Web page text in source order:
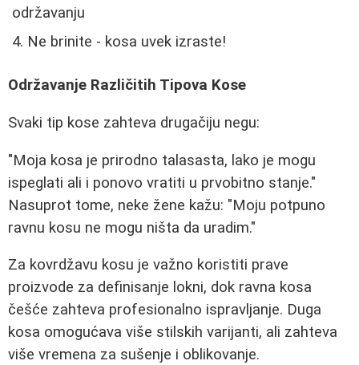
održavanju
Ne brinite - kosa uvek izraste!
Održavanje Različitih Tipova Kose
Svaki tip kose zahteva drugačiju negu:
"Moja kosa je prirodno talasasta, lako je mogu
ispeglati ali i ponovo vratiti u prvobitno stanje."
Nasuprot tome, neke žene kažu: "Moju potpuno
ravnu kosu ne mogu ništa da uradim."
Za kovrdžavu kosu je važno koristiti prave
proizvode za definisanje lokni, dok ravna kosa
češće zahteva profesionalno ispravljanje. Duga
kosa omogućava više stilskih varijanti, ali zahteva
više vremena za sušenje i oblikovanje.